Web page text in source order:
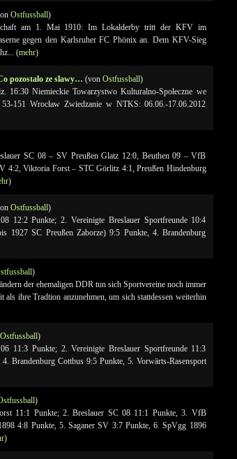
Ostfussball)
am 1. Mai 1910: Im Lokalderby tritt der KFV im
gegen den Karlsruher FC Phönix an. Dem KFV-Sieg
(mehr)
pozostalo ze slawy… (von Ostfussball)
16:30 Niemieckie Towarzystwo Kulturalno-Społeczne we
151 Wrocław Zwiedzanie w NTKS: 06.06.-17.06.2012
SC 08 – SV Preußen Glatz 12:0, Beuthen 09 – VfB
4:2, Viktoria Forst – STC Görlitz 4:1, Preußen Hindenburg
)
Ostfussball)
12:2 Punkte; 2. Vereinigte Breslauer Sportfreunde 10:4
1927 SC Preußen Zaborze) 9:5 Punkte, 4. Brandenburg
)
der ehemaligen DDR tun sich Sportvereine noch immer
ihre Tradtion anzunehmen, um sich stattdessen weiterhin
Ostfussball)
11:3 Punkte; 2. Vereinigte Breslauer Sportfreunde 11:3
Brandenburg Cottbus 9:5 Punkte, 5. Vorwärts-Rasensport
)
11:1 Punkte; 2. Breslauer SC 08 11:1 Punkte, 3. VfB
4:8 Punkte, 5. Saganer SV 3:7 Punkte, 6. SpVgg 1896
)